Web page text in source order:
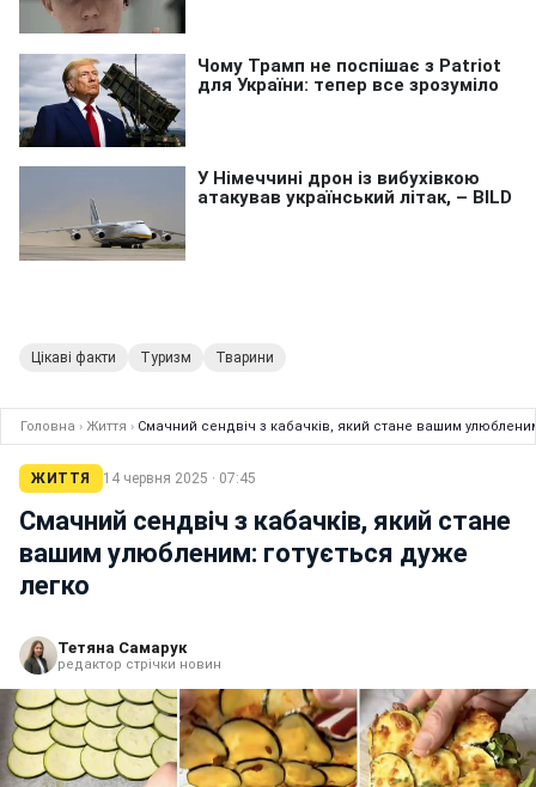
Цікаві факти Туризм Тварини
Головна › Життя › Смачний сендвіч з кабачків, який стане вашим
ЖИТТЯ 14 червня 2025 · 07:45
Смачний сендвіч з кабачків, який стане
вашим улюбленим: готується дуже
легко
Тетяна Самарук
редактор стрічки новин